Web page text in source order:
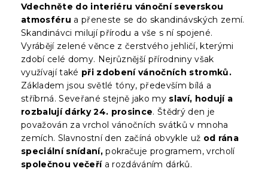
Vdechněte do interiéru vánoční severskou
atmosféru a přeneste se do skandinávských zemí.
Skandinávci milují přírodu a vše s ní spojené.
Vyrábějí zelené věnce z čerstvého jehličí, kterými
zdobí celé domy. Nejrůznější přírodniny však
využívají také při zdobení vánočních stromků.
Základem jsou světlé tóny, především bílá a
stříbrná. Seveřané stejně jako my slaví, hodují a
rozbalují dárky 24. prosince. Štědrý den je
považován za vrchol vánočních svátků v mnoha
zemích. Slavnostní den začíná obvykle už od rána
speciální snídaní, pokračuje programem, vrcholí
společnou večeřía rozdáváním dárků.